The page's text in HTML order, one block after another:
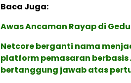
Baca Juga:
Awas Ancaman Rayap di
Netcore berganti nama
platform pemasaran
bertanggung jawab atas